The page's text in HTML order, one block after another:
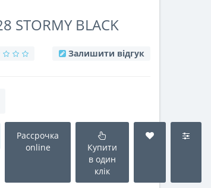
STORMY BLACK
Залишити відгук
Рассрочка
online
Купити
в один
клік